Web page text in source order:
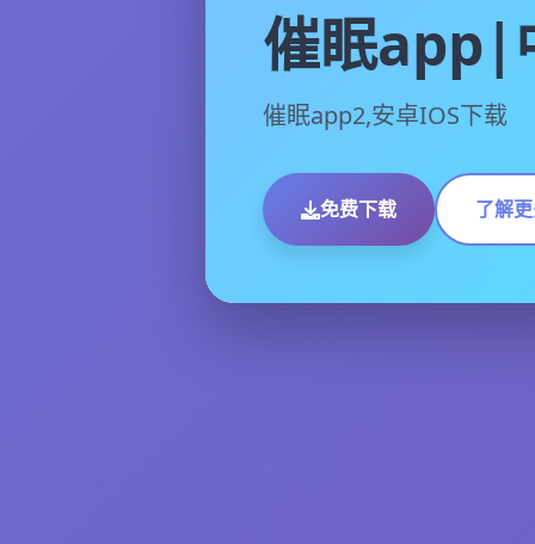
催眠app|
催眠app2,安卓IOS下载
免费下载 了解